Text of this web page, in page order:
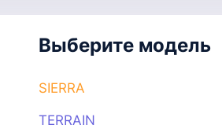
Выберите модель
SIERRA
TERRAIN